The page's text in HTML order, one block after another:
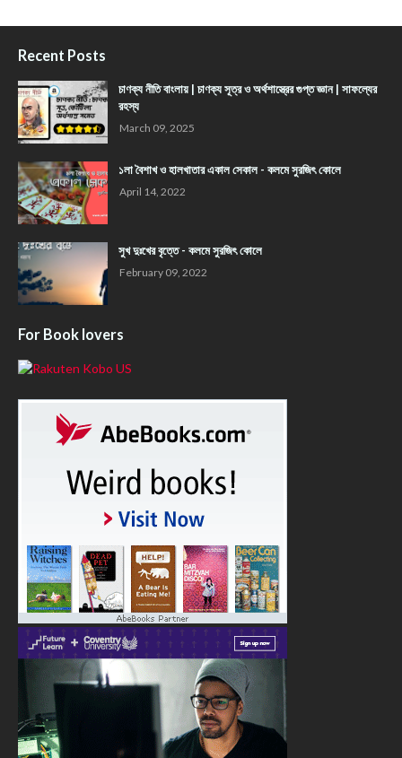
Recent Posts
চাণক্য নীতি বাংলায় | চাণক্য সূত্র ও অর্থশাস্ত্রের গুপ্ত জ্ঞান | সাফল্যের
রহস্য
March 09, 2025
১লা বৈশাখ ও হালখাতার একাল সেকাল - কলমে সুরজিৎ কোলে
April 14, 2022
সুখ দুঃখের বৃত্তে - কলমে সুরজিৎ কোলে
February 09, 2022
For Book lovers